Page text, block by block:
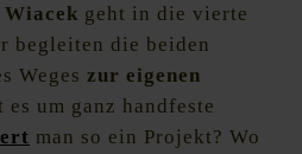
geht in die vierte
begleiten die beiden
Weges zur eigenen
es um ganz handfeste
man so ein Projekt? Wo